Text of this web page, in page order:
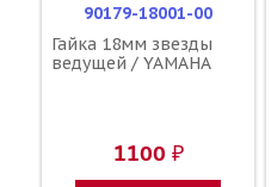
90179-18001-00
Гайка 18мм звезды
ведущей / YAMAHA
1100 ₽